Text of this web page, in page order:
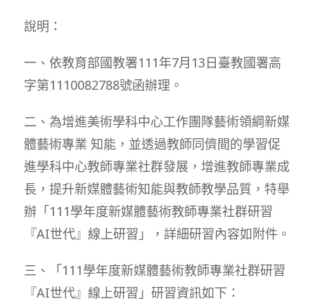
說明：
一、依教育部國教署111年7月13日臺教國署高
字第1110082788號函辦理。
二、為增進美術學科中心工作團隊藝術領綱新媒
體藝術專業 知能，並透過教師同儕間的學習促
進學科中心教師專業社群發展，增進教師專業成
長，提升新媒體藝術知能與教師教學品質，特舉
辦「111學年度新媒體藝術教師專業社群研習
『AI世代』線上研習」，詳細研習內容如附件。
三、「111學年度新媒體藝術教師專業社群研習
『AI世代』線上研習」研習資訊如下：